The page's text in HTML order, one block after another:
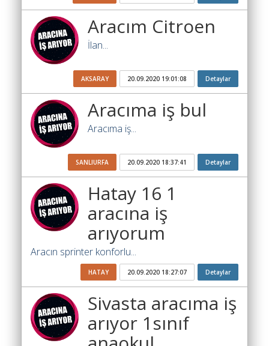
Soför
arayanlar
arayanlar
Bul
Ajandam
Hakkımızda
İletişim
Aracım Citroen
İlan...
AKSARAY 20.09.2020 19:01:08 Detaylar
Aracıma iş bul
Aracıma iş...
SANLIURFA 20.09.2020 18:37:41 Detaylar
Hatay 16 1
aracına iş
arıyorum
Aracın sprinter konforlu...
HATAY 20.09.2020 18:27:07 Detaylar
Sivasta aracıma iş
arıyor 1sınıf